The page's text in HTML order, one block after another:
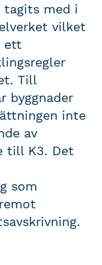
tagits med i
vilket
ett
Till
byggnader
inte
av
till K3. Det
som